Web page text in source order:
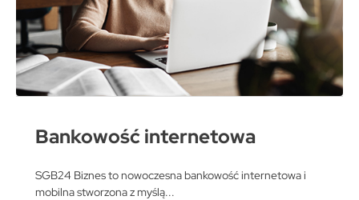
Bankowość internetowa
SGB24 Biznes to nowoczesna bankowość internetowa i
mobilna stworzona z myślą...